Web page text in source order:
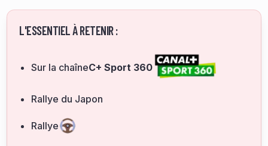
L'ESSENTIEL À RETENIR :
Sur la chaîneC+ Sport 360
Rallye du Japon
Rallye